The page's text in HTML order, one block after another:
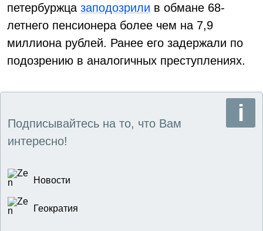
петербуржца заподозрили в обмане 68-
летнего пенсионера более чем на 7,9
миллиона рублей. Ранее его задержали по
подозрению в аналогичных преступлениях.
Подписывайтесь на то, что Вам
интересно!
Новости
Геократия